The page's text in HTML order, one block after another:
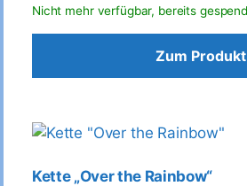
Zum Produkt
Kette „Over the Rainbow“